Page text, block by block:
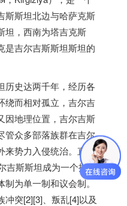
斯斯坦北边与哈萨克斯
坦，西南为塔吉克斯
是吉尔吉斯斯坦斯坦的
历史达两千年，经历各
绕而相对孤立，吉尔吉
因地理位置，吉尔吉斯
管众多部落族群在吉尔
来势力入侵统治。直至
吉斯斯坦成为一个拥有
制为单一制和议会制。
突[2][3]、叛乱[4]以及